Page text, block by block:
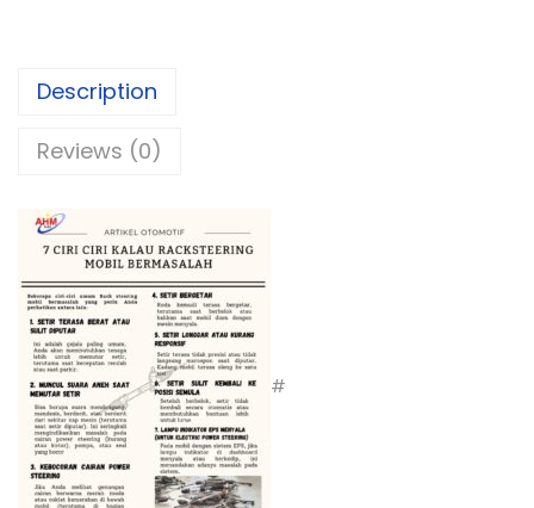
Description
Reviews (0)
#